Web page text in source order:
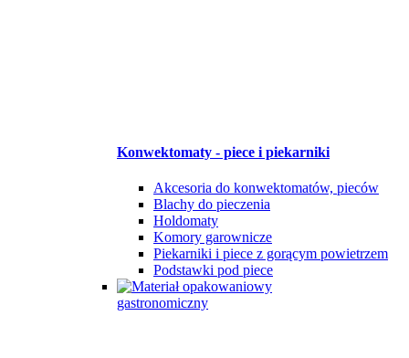
Konwektomaty - piece i piekarniki
Akcesoria do konwektomatów, pieców
Blachy do pieczenia
Holdomaty
Komory garownicze
Piekarniki i piece z gorącym powietrzem
Podstawki pod piece